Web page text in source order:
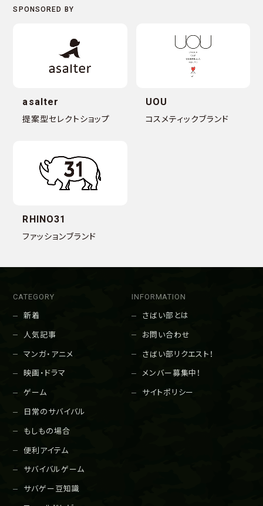
asalter
提案型セレクトショップ
UOU
コスメティックブランド
RHINO31
ファッションブランド
CATEGORY
新着
人気記事
マンガ・アニメ
映画・ドラマ
ゲーム
日常のサバイバル
もしもの場合
便利アイテム
サバイバルゲーム
サバゲー豆知識
INFORMATION
さばい部とは
お問い合わせ
さばい部リクエスト！
メンバー募集中！
サイトポリシー